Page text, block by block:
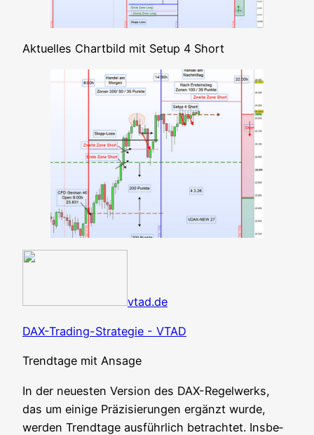
Aktu­el­les Chart­bild mit Set­up 4 Short
vtad.de
DAX-Tra­ding-Stra­te­gie - VTAD
Trend­ta­ge mit Ansage
In der neu­es­ten Ver­si­on des DAX-Regel­werks,
das um eini­ge Prä­zi­sie­run­gen ergänzt wur­de,
wer­den Trend­ta­ge aus­führ­lich betrach­tet. Ins­be­